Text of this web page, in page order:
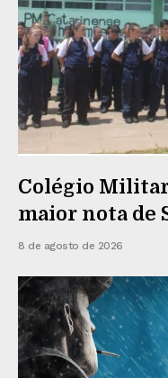
Colégio
maior nota de
8 de agosto de 2026